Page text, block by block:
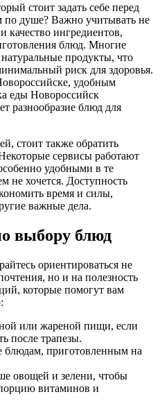
стоит задать себе перед
по душе? Важно учитывать не
качество ингредиентов,
блюд. Многие
продукты, что
риск для здоровья.
удобным
еды Новороссийск
разнообразие блюд для
стоит также обратить
сервисы работают
удобными в те
не хочется. Доступность
время и силы,
важные дела.
выбору блюд
ориентироваться не
но и на полезность
которые помогут вам
или жареной пищи, если
после трапезы.
блюдам, приготовленным на
овощей и зелени, чтобы
витаминов и